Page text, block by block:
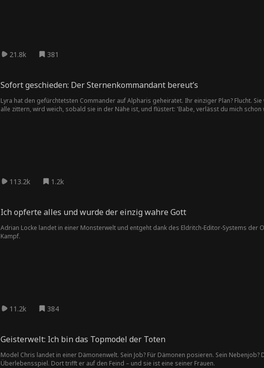
21.8k 381
Sofort geschieden: Der Sternenkommandant bereut’s
Lyra hat den gefürchtetsten Commander auf Alpharis geheiratet. Ihr einziger Plan? Flucht.
alle zittern, wird weich, sobald sie in der Nähe ist, und flüstert: 'Babe, verlässt du mich
113.2k 1.2k
Ich opferte alles und wurde der einzig wahre Gott
Adrian Locke landet in einer Monsterwelt und entgeht dank des Eldritch-Editor-Systems der
Kampf.
11.2k 384
Geisterwelt: Ich bin das Topmodel der Toten
Model Chris landet in einer Dämonenwelt. Sein Job? Für Dämonen posieren. Sein
Überlebensspiel. Dort trifft er auf den Feind – und sie ist eine seiner Frauen.